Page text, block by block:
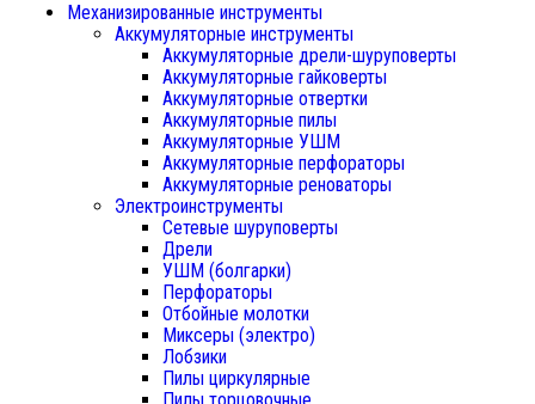
Механизированные инструменты
Аккумуляторные инструменты
Аккумуляторные дрели-шуруповерты
Аккумуляторные гайковерты
Аккумуляторные отвертки
Аккумуляторные пилы
Аккумуляторные УШМ
Аккумуляторные перфораторы
Аккумуляторные реноваторы
Электроинструменты
Сетевые шуруповерты
Дрели
УШМ (болгарки)
Перфораторы
Отбойные молотки
Миксеры (электро)
Лобзики
Пилы циркулярные